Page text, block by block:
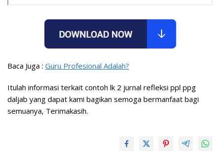
Baca Juga : Guru Profesional Adalah?
Itulah informasi terkait contoh lk 2 jurnal refleksi ppl ppg
daljab yang dapat kami bagikan semoga bermanfaat bagi
semuanya, Terimakasih.